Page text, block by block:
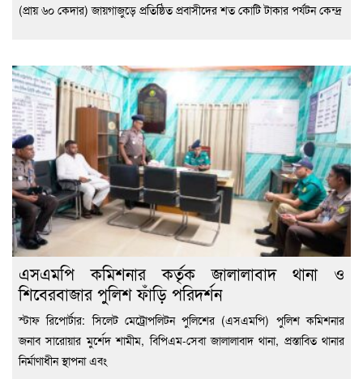
(প্রায় ৬০ কেদার) জায়গাজুড়ে প্রতিষ্ঠিত প্রবাসীদের শত কোটি টাকার পর্যটন কেন্দ্র
এসএমপি কমিশনার কর্তৃক জালালাবাদ থানা ও
শিবেরবাজার পুলিশ ফাঁড়ি পরিদর্শন
স্টাফ রিপোর্টার: সিলেট মেট্রোপলিটন পুলিশের (এসএমপি) পুলিশ কমিশনার
জনাব সারোয়ার মুর্শেদ শামীম, বিপিএম-সেবা জালালাবাদ থানা, প্রস্তাবিত থানার
নির্মাণাধীন স্থাপনা এবং